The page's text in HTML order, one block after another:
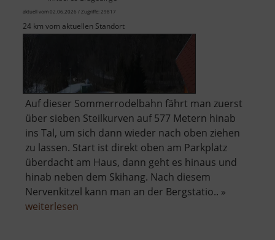
aktuell vom 02.06.2026 / Zugriffe: 29817
24 km vom aktuellen Standort
Auf dieser Sommerrodelbahn fährt man zuerst
über sieben Steilkurven auf 577 Metern hinab
ins Tal, um sich dann wieder nach oben ziehen
zu lassen. Start ist direkt oben am Parkplatz
überdacht am Haus, dann geht es hinaus und
hinab neben dem Skihang. Nach diesem
Nervenkitzel kann man an der Bergstatio.. »
weiterlesen